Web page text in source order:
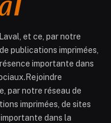
et ce, par notre
publications imprimées,
importante dans
par notre réseau de
imprimées, de sites
dans la